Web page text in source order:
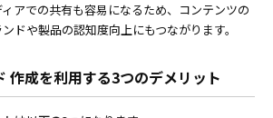
アでの共有も容易になるため、コンテンツの
ドや製品の認知度向上にもつながります。
作成を利用する3つのデメリット